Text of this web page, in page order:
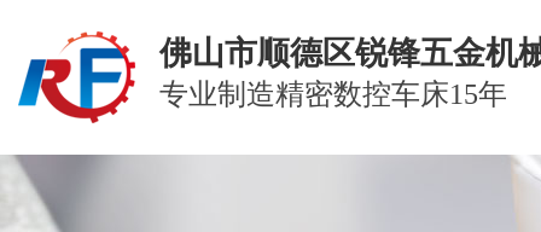
佛山市顺德区锐锋五金机
专业制造精密数控车床15年